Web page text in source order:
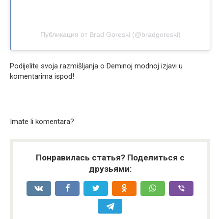
Публикация от Brad Goreski (@bradgoreski)
Podijelite svoja razmišljanja o Deminoj modnoj izjavi u
komentarima ispod!
Imate li komentara?
Понравилась статья? Поделиться с
друзьями: